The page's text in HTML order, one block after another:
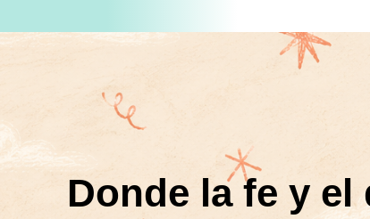
Donde la fe y